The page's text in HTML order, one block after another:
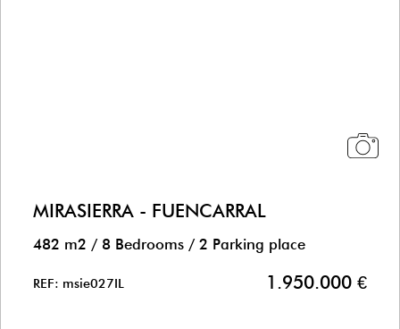
MIRASIERRA - FUENCARRAL
482 m2 / 8 Bedrooms / 2 Parking place
REF: msie027IL 1.950.000 €